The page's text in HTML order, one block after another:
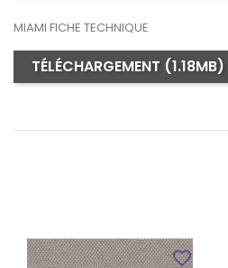
MIAMI FICHE TECHNIQUE
TÉLÉCHARGEMENT (1.18MB)
favorite_border